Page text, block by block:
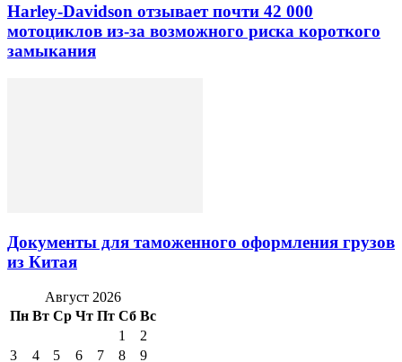
Harley-Davidson отзывает почти 42 000
мотоциклов из-за возможного риска короткого
замыкания
Документы для таможенного оформления грузов
из Китая
Август 2026
Пн Вт Ср Чт Пт Сб Вс
1
2
3
4 5 6 7 8
9